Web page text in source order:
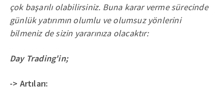
çok başarılı olabilirsiniz. Buna karar verme sürecinde
günlük yatırımın olumlu ve olumsuz yönlerini
bilmeniz de sizin yararınıza olacaktır:
Day Trading'in;
-> Artıları: